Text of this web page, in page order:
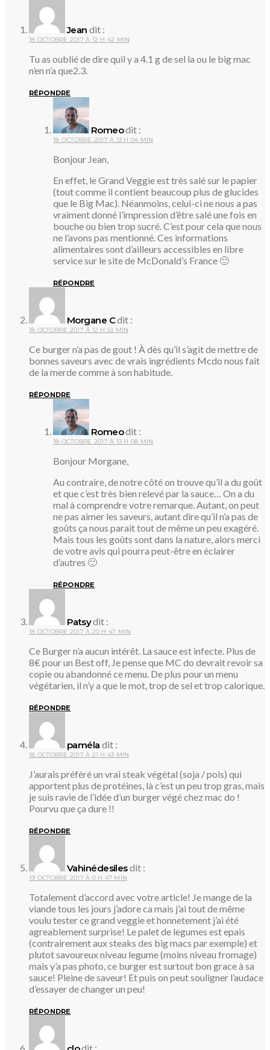
Jean dit :
18 OCTOBRE 2017 À 12 H 42 MIN
Tu as oublié de dire quil y a 4.1 g de sel la ou le big mac
n’en n’a que2.3.
RÉPONDRE
Romeodit :
18 OCTOBRE 2017 À 13 H 04 MIN
Bonjour Jean,
En effet, le Grand Veggie est très salé sur le papier
(tout comme il contient beaucoup plus de glucides
que le Big Mac). Néanmoins, celui-ci ne nous a pas
vraiment donné l’impression d’être salé une fois en
bouche ou bien trop sucré. C’est pour cela que nous
ne l’avons pas mentionné. Ces informations
alimentaires sont d’ailleurs accessibles en libre
service sur le site de McDonald’s France 🙂
RÉPONDRE
Morgane Cdit :
18 OCTOBRE 2017 À 12 H 53 MIN
Ce burger n’a pas de gout ! À dès qu’il s’agit de mettre de
bonnes saveurs avec de vrais ingrédients Mcdo nous fait
de la merde comme à son habitude.
RÉPONDRE
Romeodit :
18 OCTOBRE 2017 À 13 H 08 MIN
Bonjour Morgane,
Au contraire, de notre côté on trouve qu’il a du goût
et que c’est très bien relevé par la sauce… On a du
mal à comprendre votre remarque. Autant, on peut
ne pas aimer les saveurs, autant dire qu’il n’a pas de
goûts ça nous parait tout de même un peu exagéré.
Mais tous les goûts sont dans la nature, alors merci
de votre avis qui pourra peut-être en éclairer
d’autres 🙂
RÉPONDRE
Patsydit :
18 OCTOBRE 2017 À 20 H 47 MIN
Ce Burger n’a aucun intérêt. La sauce est infecte. Plus de
8€ pour un Best off, Je pense que MC do devrait revoir sa
copie ou abandonné ce menu. De plus pour un menu
végétarien, il n’y a que le mot, trop de sel et trop calorique.
RÉPONDRE
paméla dit :
18 OCTOBRE 2017 À 21 H 43 MIN
J’aurais préféré un vrai steak végétal (soja / pois) qui
apportent plus de protéines, là c’est un peu trop gras, mais
je suis ravie de l’idée d’un burger végé chez mac do !
Pourvu que ça dure !!
RÉPONDRE
Vahinédesilesdit :
19 OCTOBRE 2017 À 0 H 47 MIN
Totalement d’accord avec votre article! Je mange de la
viande tous les jours j’adore ca mais j’ai tout de même
voulu tester ce grand veggie et honnetement j’ai été
agreablement surprise! Le palet de legumes est epais
(contrairement aux steaks des big macs par exemple) et
plutot savoureux niveau legume (moins niveau fromage)
mais y’a pas photo, ce burger est surtout bon grace à sa
sauce! Pleine de saveur! Et puis on peut souligner l’audace
d’essayer de changer un peu!
RÉPONDRE